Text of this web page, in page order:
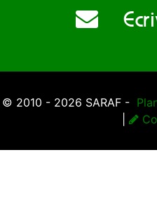
© 2010 - 2026 SARAF -